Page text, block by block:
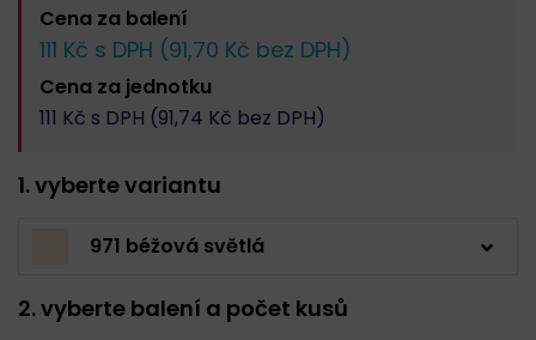
Cena za balení
111 Kč s DPH (91,70 Kč bez DPH)
Cena za jednotku
111 Kč s DPH (91,74 Kč bez DPH)
1. vyberte variantu
971 béžová světlá
2. vyberte balení a počet kusů